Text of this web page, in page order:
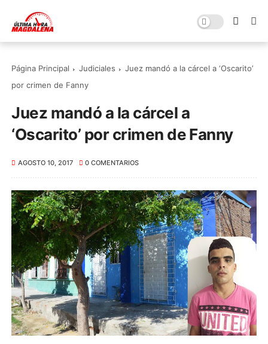
Página Principal Judiciales
Juez mandó a la cárcel a ‘Oscarito’
por crimen de Fanny
Juez mandó a la cárcel a
‘Oscarito’ por crimen de Fanny
AGOSTO 10, 2017 0 COMENTARIOS